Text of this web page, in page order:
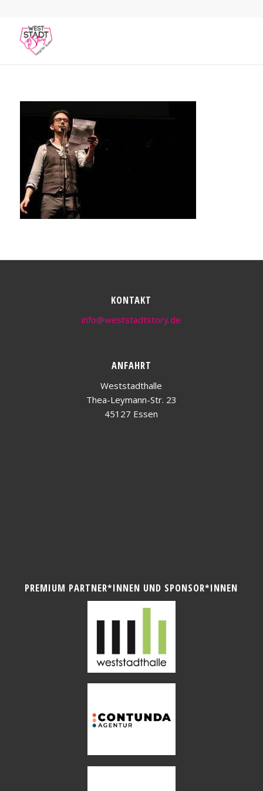
KONTAKT
info@weststadtstory.de
ANFAHRT
Weststadthalle
Thea-Leymann-Str. 23
45127 Essen
PREMIUM PARTNER*INNEN UND SPONSOR*INNEN